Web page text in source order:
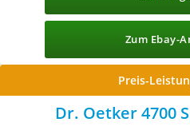
Zum Ebay-
Preis-
Dr. Oetker 4700